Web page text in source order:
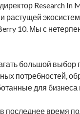
Research
10. Мы с
большой выбор
потребностей,
для бизнеса
время